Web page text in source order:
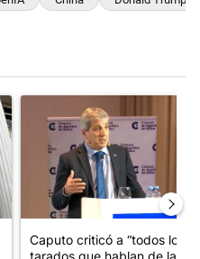
título "Las reservas del Banco
Caputo criticó a “todos los